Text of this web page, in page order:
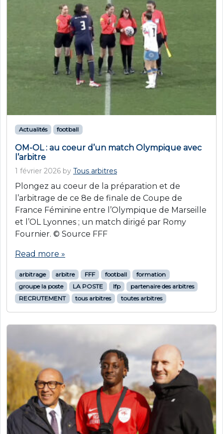
Actualités football
OM-OL : au coeur d’un match Olympique avec
l’arbitre
1 février 2026 by Tous arbitres
Plongez au coeur de la préparation et de
l’arbitrage de ce 8e de finale de Coupe de
France Féminine entre l’Olympique de Marseille
et l’OL Lyonnes ; un match dirigé par Romy
Fournier. © Source FFF
Read more »
arbitrage arbitre FFF football
formation
groupe la poste
LA POSTE lfp
partenaire des arbitres
RECRUTEMENT
tous arbitres toutes arbitres